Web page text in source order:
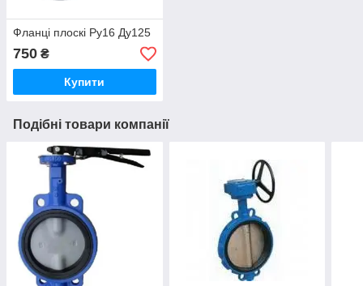
Фланці плоскі Ру16 Ду125
750 ₴
Купити
Подібні товари компанії